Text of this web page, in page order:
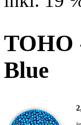
TOHO
Blue